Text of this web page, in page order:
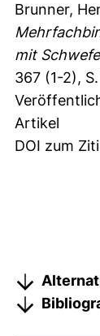
Brunner,
mit
367 (1-2),
Artikel
DOI zum